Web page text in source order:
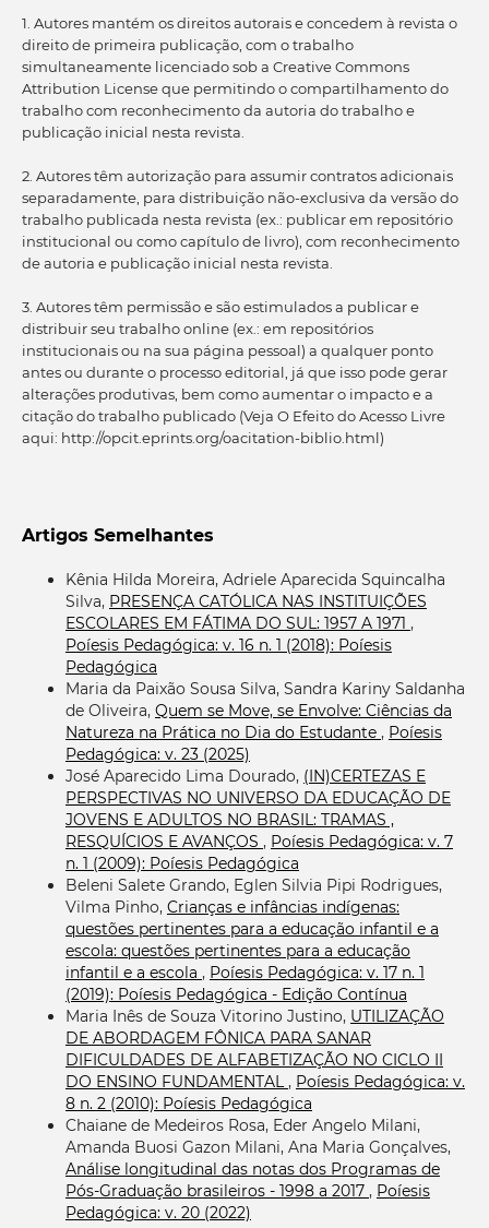
1. Autores mantém os direitos autorais e concedem à revista o
direito de primeira publicação, com o trabalho
simultaneamente licenciado sob a Creative Commons
Attribution License que permitindo o compartilhamento do
trabalho com reconhecimento da autoria do trabalho e
publicação inicial nesta revista.
2. Autores têm autorização para assumir contratos adicionais
separadamente, para distribuição não-exclusiva da versão do
trabalho publicada nesta revista (ex.: publicar em repositório
institucional ou como capítulo de livro), com reconhecimento
de autoria e publicação inicial nesta revista.
3. Autores têm permissão e são estimulados a publicar e
distribuir seu trabalho online (ex.: em repositórios
institucionais ou na sua página pessoal) a qualquer ponto
antes ou durante o processo editorial, já que isso pode gerar
alterações produtivas, bem como aumentar o impacto e a
citação do trabalho publicado (Veja O Efeito do Acesso Livre
aqui: http://opcit.eprints.org/oacitation-biblio.html)
Artigos Semelhantes
Kênia Hilda Moreira, Adriele Aparecida Squincalha
Silva, PRESENÇA CATÓLICA NAS INSTITUIÇÕES
ESCOLARES EM FÁTIMA DO SUL: 1957 A 1971 ,
Poíesis Pedagógica: v. 16 n. 1 (2018): Poíesis
Pedagógica
Maria da Paixão Sousa Silva, Sandra Kariny Saldanha
de Oliveira, Quem se Move, se Envolve: Ciências da
Natureza na Prática no Dia do Estudante , Poíesis
Pedagógica: v. 23 (2025)
José Aparecido Lima Dourado, (IN)CERTEZAS E
PERSPECTIVAS NO UNIVERSO DA EDUCAÇÃO DE
JOVENS E ADULTOS NO BRASIL: TRAMAS ,
RESQUÍCIOS E AVANÇOS , Poíesis Pedagógica: v. 7
n. 1 (2009): Poíesis Pedagógica
Beleni Salete Grando, Eglen Silvia Pipi Rodrigues,
Vilma Pinho, Crianças e infâncias indígenas:
questões pertinentes para a educação infantil e a
escola: questões pertinentes para a educação
infantil e a escola , Poíesis Pedagógica: v. 17 n. 1
(2019): Poíesis Pedagógica - Edição Contínua
Maria Inês de Souza Vitorino Justino, UTILIZAÇÃO
DE ABORDAGEM FÔNICA PARA SANAR
DIFICULDADES DE ALFABETIZAÇÃO NO CICLO II
DO ENSINO FUNDAMENTAL, Poíesis Pedagógica: v.
8 n. 2 (2010): Poíesis Pedagógica
Chaiane de Medeiros Rosa, Eder Angelo Milani,
Amanda Buosi Gazon Milani, Ana Maria Gonçalves,
Análise longitudinal das notas dos Programas de
Pós-Graduação brasileiros - 1998 a 2017 , Poíesis
Pedagógica: v. 20 (2022)